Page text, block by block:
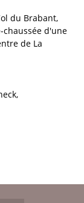
du Brabant,
chaussée d'une
de La